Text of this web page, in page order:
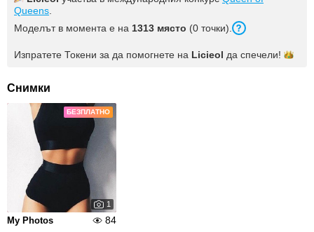
Queens
Моделът в момента е на 1313 място (0 точки).
Изпратете Токени за да помогнете на Licieol да спечели!
Снимки
БЕЗПЛАТНО
1
My Photos
84